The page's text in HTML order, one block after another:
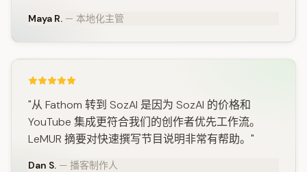
Maya R. — 本地化主管
"从 Fathom 转到 SozAI 是因为 SozAI 的价格和
YouTube 集成更符合我们的创作者优先工作流。
LeMUR 摘要对快速撰写节目说明非常有帮助。"
Dan S. — 播客制作人